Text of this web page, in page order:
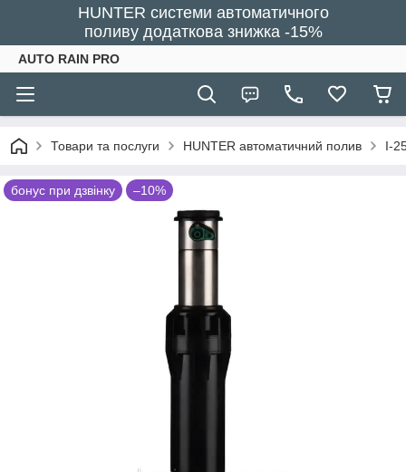
HUNTER системи автоматичного
поливу додаткова знижка -15%
AUTO RAIN PRO
Товари та послуги HUNTER автоматичний полив I-
бонус при дзвінку –10%